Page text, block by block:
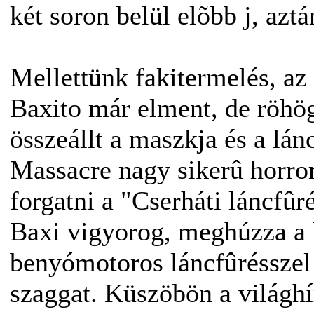
két soron belül elõbb j,
Mellettünk fakitermelés,
Baxito már elment, de
összeállt a maszkja és a
Massacre nagy sikerû
forgatni a "Cserháti
Baxi vigyorog, meghúzza a
benyómotoros
szaggat. Küszöbön a